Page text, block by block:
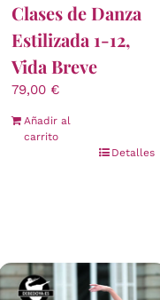
Clases de Danza
Estilizada 1-12,
Vida Breve
79,00 €
Añadir al
carrito
Detalles